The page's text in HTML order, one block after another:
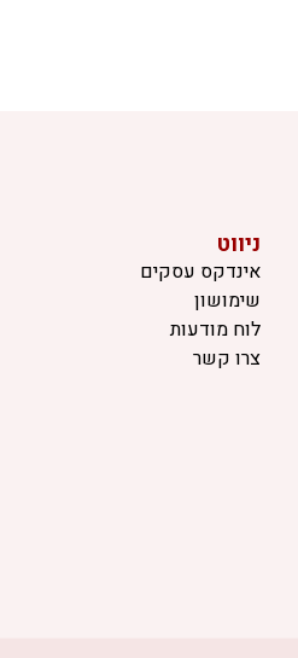
ניווט
אינדקס עסקים
שימושון
לוח מודעות
צרו קשר